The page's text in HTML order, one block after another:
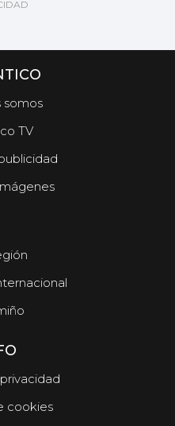
somos
TV
cookies